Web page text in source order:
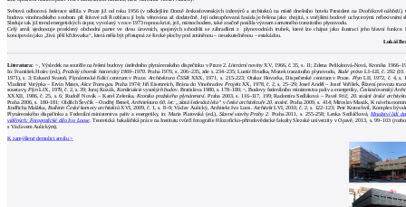
Světová odborová federace sídlila v Praze již od roku 1956 (v někdejším Domě československých inženýrů a architektů na místě dnešního hotelu President na Dvořákově nábřeží),
budova vinohradského souboru při štítové zdi Rozhlasu jí byla věnována až dodatečně. Její odstupňovaná fasáda je řešena jako dvojitá, s vnějšími bodově uchycenými reflexivními
Sleduje tak již trend energetických úspor, vyvolaný v roce 1973 ropnou krizí, jež, mimochodem, také značně posílila význam samotného tranzitního plynovodu.
Celý areál sjednocuje prosklený obchodní parter ve dvou úrovních, spojených schodišti se zábradlími z plynovodních trubek, které lze chápat jako ilustraci jeho hlavní funkce.
koncipován jako „živá pěší křižovatka“, která měla být přístupná ze široké plochy pod zmíněnou – neuskutečněnou – estakádou.
Lukáš
Literatura:~, Výsledek na soutěže na řešení budovy ústředního plynárenského dispečinku v Praze 2. Literární novinyXV, 1966, č. 35, s. 11; Zdena Pelikánová-Nová, Kronika
In: František Holec (ed.),Pražský sborník historický 1969–1970. Praha 1970, s. 206–235, zde s. 234–235; Lumír Hrudka, Mozek tranzitního plynovodu, Rudé právo LI–LII, č. 292 (10.
1971), s. 3; Eduard Svatoň, Plynárenské řídící centrum v Praze. Architektura ČSSRXXX, 1971, s. 215–223; Otakar Hovorka, Dispečerské centrum v Praze. PlynLII, 1972, č. 4, s.
Vladimír Votýpka – Ervín Mates, Akce Transgas. Praha 1974; Jiří Eisenreich, Brána do Vinohradov.ProjektXX, 1978, č. 2, s. 25–29; Josef Anděl – Josef Voříšek, Řízení provozu
soustavy,PlynLIX, 1979, č. 2, s. 39; Juraj Kozák, Konštrukcie vysokých budov. Bratislava 1980, s. 178–180; ~, Budovy federálního ministerstva paliv a energetiky, Československý
XXXII, 1986, č. 25, s. 6; Rudolf Novák – Karel Zelenka, Kronika pražského plynárenství. Praha 2003, s. 116–117, 199; Radomíra Sedláková – Pavel Frič, 20. století české
Praha 2006, s. 180–181; Oldřich Ševčík – Ondřej Beneš, Architektura 60. let: „zlatá šedesátá léta“ v české architektuře 20. století. Praha 2009, s. 414; Miroslav Masák, K návrhu
Jindřicha Malátka,Bulletin České komory architektůXVI, 2009, č. 1, s. 8–9; Václav Aulický, Architekt Ivo Loos. ArchitektLVI, 2010, č. 2, s. 122–123; Petr Kratochvíl, Komplex
Plynárenského dispečinku a Federální ministerstva paliv a energetiky, in: Marie Platovská (ed.), Slavné stavby Prahy 2 . Praha 2011, s. 255–258; Lenka Sedláčková,Množství lidí
viděných: Fotografické dílo Ivo Loose. Teoretická bakalářská práce na Institutu tvůrčí fotografie Filozoficko-přírodovědecké fakulty Slezské univerzity v Opavě, 2013, s. 99–103
s Václavem Aulickým).
K zamýšlené demolici areálu >